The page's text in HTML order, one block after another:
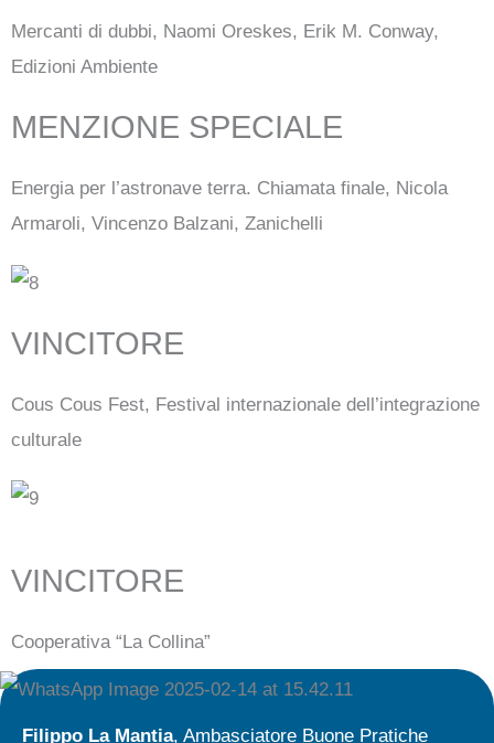
Mercanti di dubbi, Naomi Oreskes, Erik M. Conway,
Edizioni Ambiente
MENZIONE SPECIALE
Energia per l’astronave terra. Chiamata finale, Nicola
Armaroli, Vincenzo Balzani, Zanichelli
VINCITORE
Cous Cous Fest, Festival internazionale dell’integrazione
culturale
VINCITORE
Cooperativa “La Collina”
Filippo La Mantia, Ambasciatore Buone Pratiche